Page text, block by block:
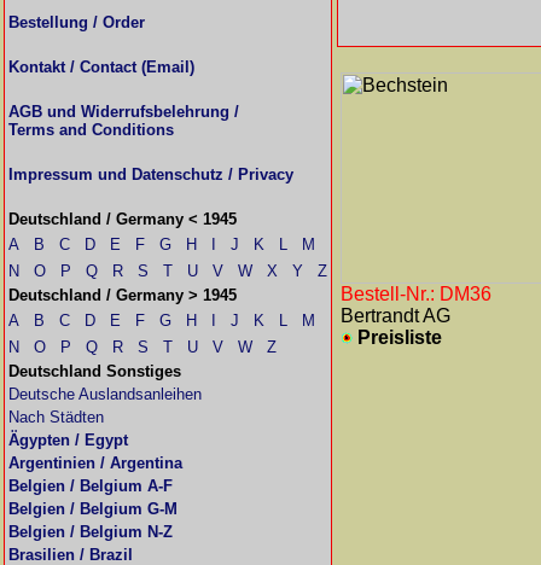
Bestellung / Order
Kontakt / Contact (Email)
AGB und Widerrufsbelehrung /
Terms and Conditions
Impressum und Datenschutz / Privacy
Deutschland / Germany < 1945
A
B C D E F G H J K L
M
N
O P Q R S T U V W X Y
Z
Deutschland / Germany > 1945
A
B C D E F G H J K L
M
N
O P Q R S T U V W
Z
Deutschland Sonstiges
Deutsche Auslandsanleihen
Nach Städten
Ägypten / Egypt
Argentinien / Argentina
Belgien / Belgium A-F
Belgien / Belgium G-M
Belgien / Belgium N-Z
Brasilien / Brazil
Bestell-Nr.: DM36
Bertrandt AG
Preisliste